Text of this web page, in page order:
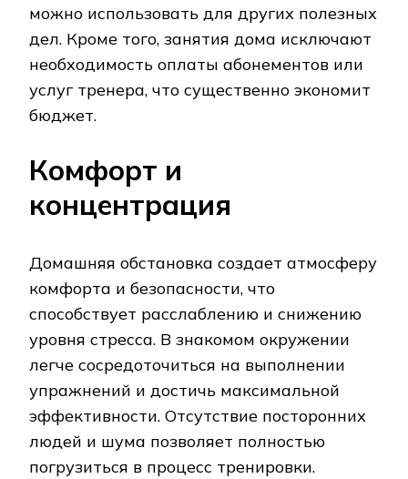
можно использовать для других полезных
дел. Кроме того, занятия дома исключают
необходимость оплаты абонементов или
услуг тренера, что существенно экономит
бюджет.
Комфорт и
концентрация
Домашняя обстановка создает атмосферу
комфорта и безопасности, что
способствует расслаблению и снижению
уровня стресса. В знакомом окружении
легче сосредоточиться на выполнении
упражнений и достичь максимальной
эффективности. Отсутствие посторонних
людей и шума позволяет полностью
погрузиться в процесс тренировки.